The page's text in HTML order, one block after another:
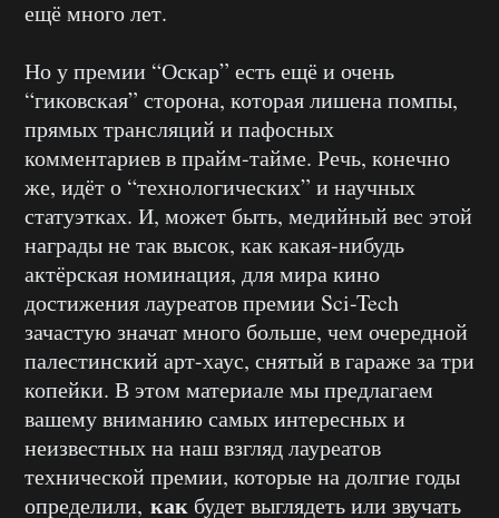
ещё много лет.
Но у премии “Оскар” есть ещё и очень
“гиковская” сторона, которая лишена помпы,
прямых трансляций и пафосных
комментариев в прайм-тайме. Речь, конечно
же, идёт о “технологических” и научных
статуэтках. И, может быть, медийный вес этой
награды не так высок, как какая-нибудь
актёрская номинация, для мира кино
достижения лауреатов премии Sci-Tech
зачастую значат много больше, чем очередной
палестинский арт-хаус, снятый в гараже за три
копейки. В этом материале мы предлагаем
вашему вниманию самых интересных и
неизвестных на наш взгляд лауреатов
технической премии, которые на долгие годы
определили, как будет выглядеть или звучать